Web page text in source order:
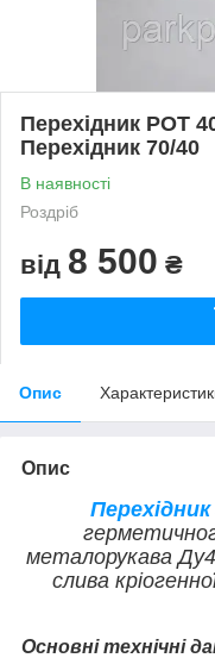
Перехідник РОТ
Перехідник 70/40
В наявності
Роздріб
від 8 500 ₴
Опис
Опис
Перехідник
металорукава
слива
Основні технічні